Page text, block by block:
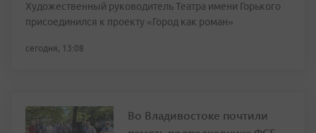
Художественный руководитель Театра имени Горького
присоединился к проекту «Город как роман»
сегодня, 13:08
Во Владивостоке почтили